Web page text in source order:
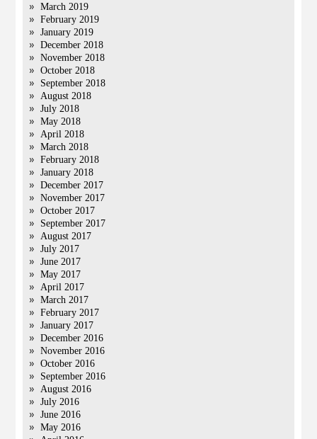
March 2019
February 2019
January 2019
December 2018
November 2018
October 2018
September 2018
August 2018
July 2018
May 2018
April 2018
March 2018
February 2018
January 2018
December 2017
November 2017
October 2017
September 2017
August 2017
July 2017
June 2017
May 2017
April 2017
March 2017
February 2017
January 2017
December 2016
November 2016
October 2016
September 2016
August 2016
July 2016
June 2016
May 2016